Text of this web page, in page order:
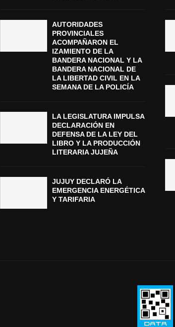
AUTORIDADES
PROVINCIALES
ACOMPAÑARON EL
IZAMIENTO DE LA
BANDERA NACIONAL Y LA
BANDERA NACIONAL DE
LA LIBERTAD CIVIL EN LA
SEMANA DE LA POLICÍA
LA LEGISLATURA IMPULSA
DECLARACIÓN EN
DEFENSA DE LA LEY DEL
LIBRO Y LA PRODUCCIÓN
LITERARIA JUJEÑA
JUJUY DECLARÓ LA
EMERGENCIA ENERGÉTICA
Y TARIFARIA